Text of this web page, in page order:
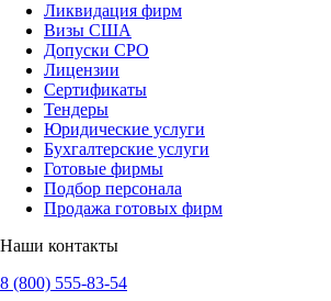
Ликвидация фирм
Визы США
Допуски СРО
Лицензии
Сертификаты
Тендеры
Юридические услуги
Бухгалтерские услуги
Готовые фирмы
Подбор персонала
Продажа готовых фирм
Наши контакты
8 (800) 555-83-54